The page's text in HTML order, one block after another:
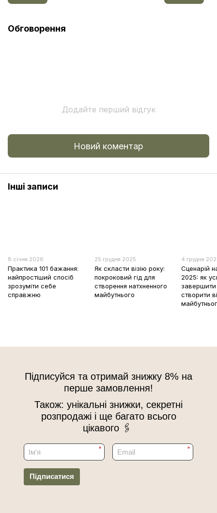
Обговорення
Додайте перший відгук
Новий коментар
Інші записи
8 січня 2026
Практика 101 бажання:
найпростіший спосіб
зрозуміти себе
справжню
25 грудня 2025
Як скласти візію року:
покроковий гід для
створення натхненного
майбутнього
4 грудня
Сценарій
2025: як
завершити
створити
Підписуйся та отримай знижку 8% на
перше замовлення!
Також: унікальні знижки, секретні
розпродажі і ще багато всього
цікавого 🖇
* *
Підписатися